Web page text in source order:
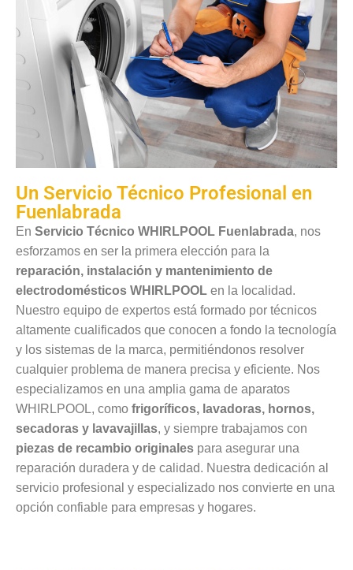
Un Servicio Técnico Profesional en
Fuenlabrada
En Servicio Técnico WHIRLPOOL Fuenlabrada, nos
esforzamos en ser la primera elección para la
reparación, instalación y mantenimiento de
electrodomésticos WHIRLPOOL en la localidad.
Nuestro equipo de expertos está formado por técnicos
altamente cualificados que conocen a fondo la tecnología
y los sistemas de la marca, permitiéndonos resolver
cualquier problema de manera precisa y eficiente. Nos
especializamos en una amplia gama de aparatos
WHIRLPOOL, como frigoríficos, lavadoras, hornos,
secadoras y lavavajillas, y siempre trabajamos con
piezas de recambio originales para asegurar una
reparación duradera y de calidad. Nuestra dedicación al
servicio profesional y especializado nos convierte en una
opción confiable para empresas y hogares.